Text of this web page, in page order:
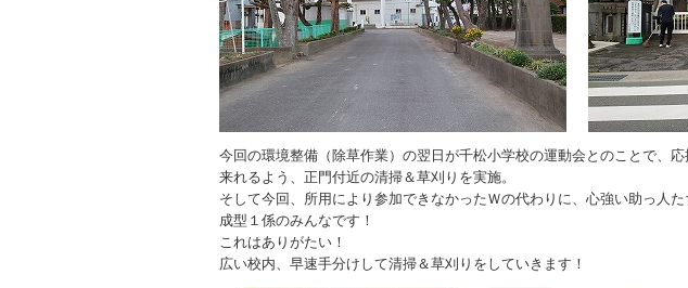
今回の環境整備（除草作業）の翌日が千松小学校の運動会とのことで、
来れるよう、正門付近の清掃＆草刈りを実施。
そして今回、所用により参加できなかったＷの代わりに、心強い助っ人た
成型１係のみんなです！
これはありがたい！
広い校内、早速手分けして清掃＆草刈りをしていきます！